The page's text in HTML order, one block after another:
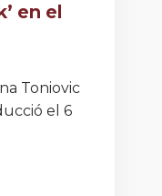
en el
Toniovic
el 6